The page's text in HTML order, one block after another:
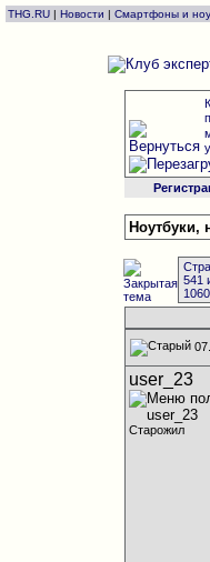
THG.RU | Новости | Смартфоны и
Ноутбуки,
541
1060
user_23
Старожил